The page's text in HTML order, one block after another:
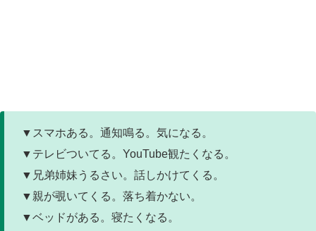
▼スマホある。通知鳴る。気になる。
▼テレビついてる。YouTube観たくなる。
▼兄弟姉妹うるさい。話しかけてくる。
▼親が覗いてくる。落ち着かない。
▼ベッドがある。寝たくなる。